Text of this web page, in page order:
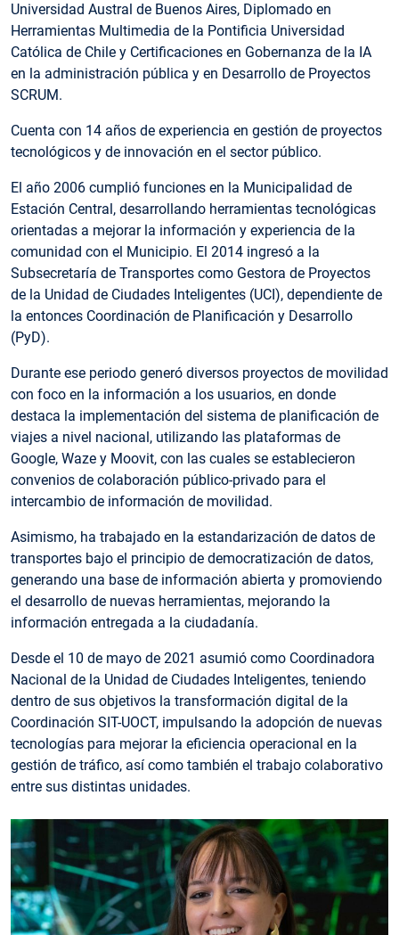
Universidad Austral de Buenos Aires, Diplomado en
Herramientas Multimedia de la Pontificia Universidad
Católica de Chile y Certificaciones en Gobernanza de la IA
en la administración pública y en Desarrollo de Proyectos
SCRUM.
Cuenta con 14 años de experiencia en gestión de proyectos
tecnológicos y de innovación en el sector público.
El año 2006 cumplió funciones en la Municipalidad de
Estación Central, desarrollando herramientas tecnológicas
orientadas a mejorar la información y experiencia de la
comunidad con el Municipio. El 2014 ingresó a la
Subsecretaría de Transportes como Gestora de Proyectos
de la Unidad de Ciudades Inteligentes (UCI), dependiente de
la entonces Coordinación de Planificación y Desarrollo
(PyD).
Durante ese periodo generó diversos proyectos de movilidad
con foco en la información a los usuarios, en donde
destaca la implementación del sistema de planificación de
viajes a nivel nacional, utilizando las plataformas de
Google, Waze y Moovit, con las cuales se establecieron
convenios de colaboración público-privado para el
intercambio de información de movilidad.
Asimismo, ha trabajado en la estandarización de datos de
transportes bajo el principio de democratización de datos,
generando una base de información abierta y promoviendo
el desarrollo de nuevas herramientas, mejorando la
información entregada a la ciudadanía.
Desde el 10 de mayo de 2021 asumió como Coordinadora
Nacional de la Unidad de Ciudades Inteligentes, teniendo
dentro de sus objetivos la transformación digital de la
Coordinación SIT-UOCT, impulsando la adopción de nuevas
tecnologías para mejorar la eficiencia operacional en la
gestión de tráfico, así como también el trabajo colaborativo
entre sus distintas unidades.